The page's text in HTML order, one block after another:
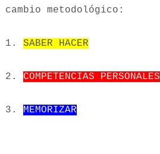
cambio metodológico:
1. SABER HACER
2. COMPETENCIAS PERSONALES
3. MEMORIZAR